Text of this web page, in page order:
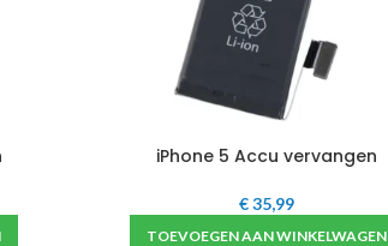
iPhone 5 Accu vervangen
€35,99
TOEVOEGEN AAN WINKELWAGEN